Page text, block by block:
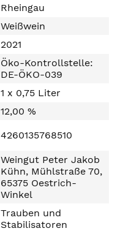
Rheingau
Weißwein
2021
Öko-Kontrollstelle:
DE-ÖKO-039
1 x 0,75 Liter
12,00 %
4260135768510
Weingut Peter Jakob
Kühn, Mühlstraße 70,
65375 Oestrich-
Winkel
Trauben und
Stabilisatoren